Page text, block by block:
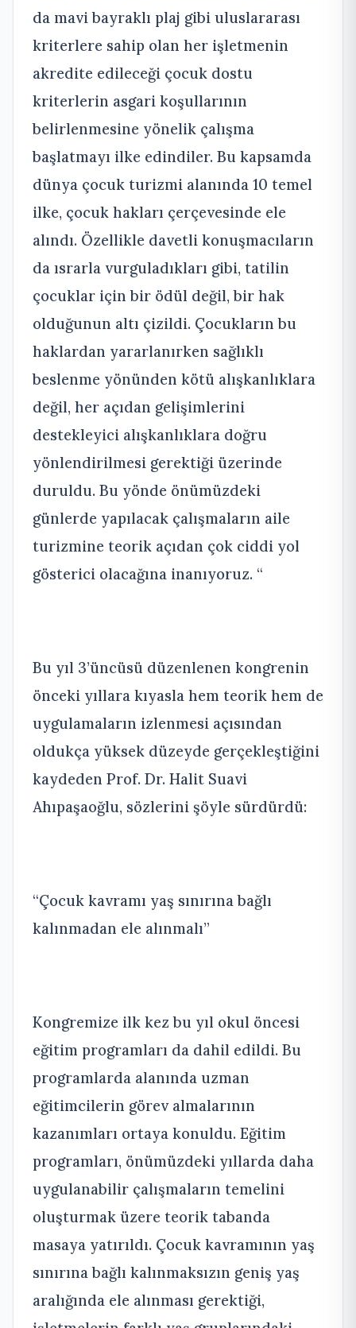
da mavi bayraklı plaj gibi uluslararası
kriterlere sahip olan her işletmenin
akredite edileceği çocuk dostu
kriterlerin asgari koşullarının
belirlenmesine yönelik çalışma
başlatmayı ilke edindiler. Bu kapsamda
dünya çocuk turizmi alanında 10 temel
ilke, çocuk hakları çerçevesinde ele
alındı. Özellikle davetli konuşmacıların
da ısrarla vurguladıkları gibi, tatilin
çocuklar için bir ödül değil, bir hak
olduğunun altı çizildi. Çocukların bu
haklardan yararlanırken sağlıklı
beslenme yönünden kötü alışkanlıklara
değil, her açıdan gelişimlerini
destekleyici alışkanlıklara doğru
yönlendirilmesi gerektiği üzerinde
duruldu. Bu yönde önümüzdeki
günlerde yapılacak çalışmaların aile
turizmine teorik açıdan çok ciddi yol
gösterici olacağına inanıyoruz. “
Bu yıl 3’üncüsü düzenlenen kongrenin
önceki yıllara kıyasla hem teorik hem de
uygulamaların izlenmesi açısından
oldukça yüksek düzeyde gerçekleştiğini
kaydeden Prof. Dr. Halit Suavi
Ahıpaşaoğlu, sözlerini şöyle sürdürdü:
“Çocuk kavramı yaş sınırına bağlı
kalınmadan ele alınmalı”
Kongremize ilk kez bu yıl okul öncesi
eğitim programları da dahil edildi. Bu
programlarda alanında uzman
eğitimcilerin görev almalarının
kazanımları ortaya konuldu. Eğitim
programları, önümüzdeki yıllarda daha
uygulanabilir çalışmaların temelini
oluşturmak üzere teorik tabanda
masaya yatırıldı. Çocuk kavramının yaş
sınırına bağlı kalınmaksızın geniş yaş
aralığında ele alınması gerektiği,